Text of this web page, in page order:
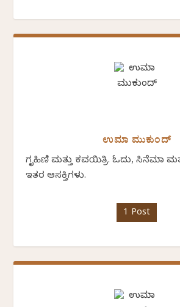
ಉಮಾ ಮುಕುಂದ್
ಗೃಹಿಣಿ ಮತ್ತು ಕವಯಿತ್ರಿ. ಓದು, ಸಿನೆಮಾ
ಇತರ ಆಸಕ್ತಿಗಳು.
1 Post